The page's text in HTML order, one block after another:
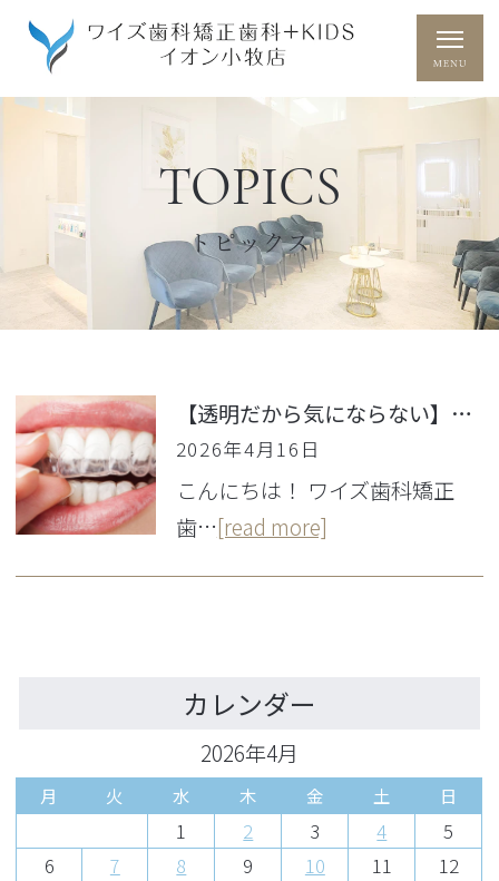
TOPICS
トピックス
【透明だから気にならない】マウスピース矯正の魅力とは？インビザラインの仕組みと成功のポイントを徹底解説
2026年4月16日
こんにちは！ ワイズ歯科矯正
歯…[read more]
カレンダー
2026年4月
月 火 水 木 金 土 日
1 2 3 4
5
6
7 8 9 10 11
12